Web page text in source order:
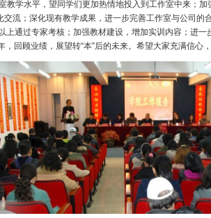
室教学水平，望同学们更加热情地投入到工作室中来；
交流；深化现有教学成果，进一步完善工作室与公司的
上通过专家考核；加强教材建设，增加实训内容；进
，回顾业绩，展望转“本”后的未来。希望大家充满信心